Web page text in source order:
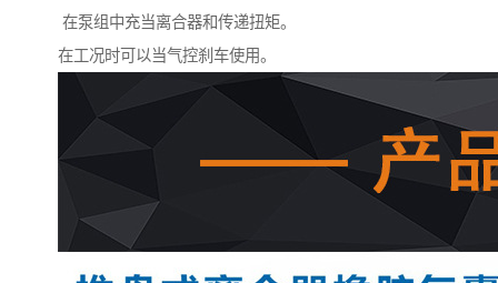
在泵组中充当离合器和传递扭矩。
在工况时可以当气控刹车使用。